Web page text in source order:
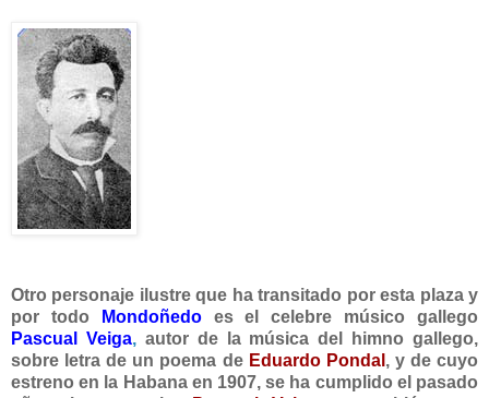
Otro personaje ilustre que ha transitado por esta plaza y
por todo
Mondoñedoes el celebre músico gallego
Pascual Veiga,autor de la música del himno gallego,
sobre letra de un poema de Eduardo Pondal , y de cuyo
estreno en la Habana en 1907, se ha cumplido el pasado